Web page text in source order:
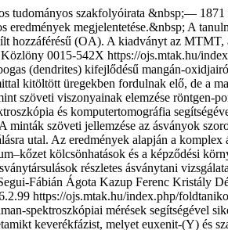
szakfolyóirata &nbsp;— 1871
megjelentetése.&nbsp; A
hozzáférésű (OA). A kiadványt az
0015-542X https://ojs.mtak.hu/
(dendrites) kifejlődésű mangán-
kitöltött üregekben fordulnak elő, de a
szöveti viszonyainak elemzése röntgen-
és komputertomográfia
szöveti jellemzése az ásványok
utal. Az eredmények alap­ján a
kölcsönhatások és a képződési
részletes ásványtani
Fábián Ágota Kazup Ferenc Kristály
https://ojs.mtak.hu/index.php/
spektroszkópiai mérések segítségével
keverékfázist, melyet euxenit-(Y) és